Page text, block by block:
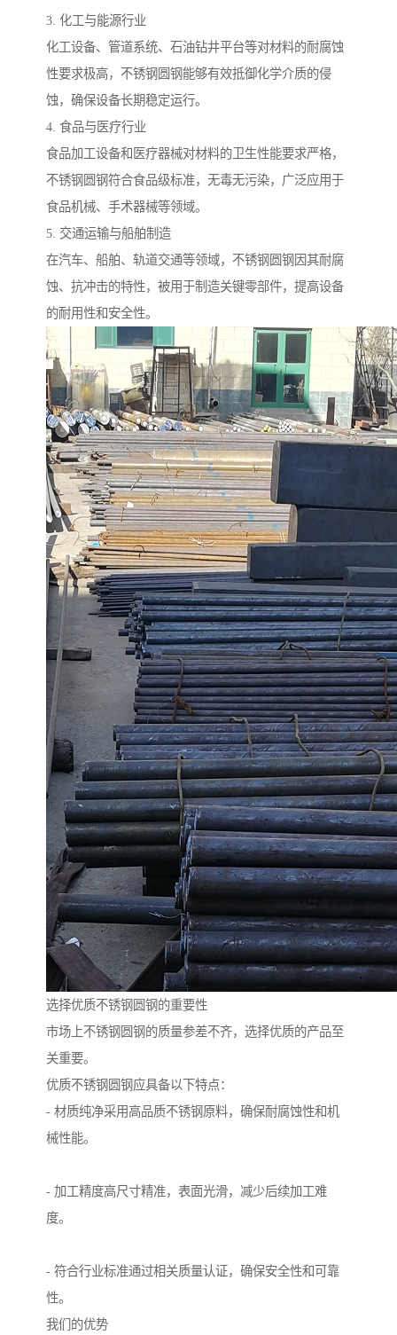
3. 化工与能源行业
化工设备、管道系统、石油钻井平台等对材料的耐腐蚀
性要求极高，不锈钢圆钢能够有效抵御化学介质的侵
蚀，确保设备长期稳定运行。
4. 食品与医疗行业
食品加工设备和医疗器械对材料的卫生性能要求严格，
不锈钢圆钢符合食品级标准，无毒无污染，广泛应用于
食品机械、手术器械等领域。
5. 交通运输与船舶制造
在汽车、船舶、轨道交通等领域，不锈钢圆钢因其耐腐
蚀、抗冲击的特性，被用于制造关键零部件，提高设备
的耐用性和安全性。
选择优质不锈钢圆钢的重要性
市场上不锈钢圆钢的质量参差不齐，选择优质的产品至
关重要。
优质不锈钢圆钢应具备以下特点：
- 材质纯净采用高品质不锈钢原料，确保耐腐蚀性和机
械性能。
- 加工精度高尺寸精准，表面光滑，减少后续加工难
度。
- 符合行业标准通过相关质量认证，确保安全性和可靠
性。
我们的优势